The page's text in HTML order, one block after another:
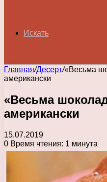
Искать
Главная/Десерт/«Весьма
американски
«Весьма
американски
15.07.2019
0 Время чтения: 1 минута